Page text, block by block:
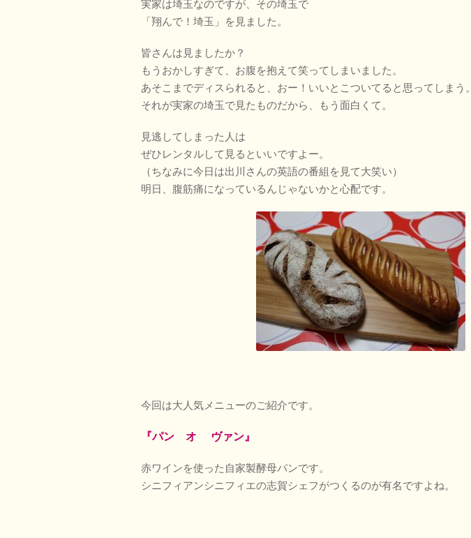
実家は埼玉なのですが、その埼玉で
「翔んで！埼玉」を見ました。
皆さんは見ましたか？
もうおかしすぎて、お腹を抱えて笑ってしまいました。
あそこまでディスられると、おー！いいとこついてると思ってしまう。
それが実家の埼玉で見たものだから、もう面白くて。
見逃してしまった人は
ぜひレンタルして見るといいですよー。
（ちなみに今日は出川さんの英語の番組を見て大笑い）
明日、腹筋痛になっているんじゃないかと心配です。
今回は大人気メニューのご紹介です。
『パン オ ヴァン』
赤ワインを使った自家製酵母パンです。
シニフィアンシニフィエの志賀シェフがつくるのが有名ですよね。